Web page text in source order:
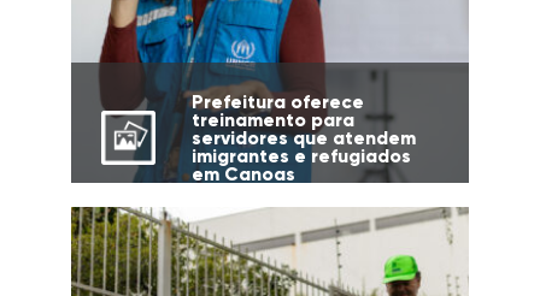
Prefeitura oferece
treinamento para
servidores que atendem
imigrantes e refugiados
em Canoas